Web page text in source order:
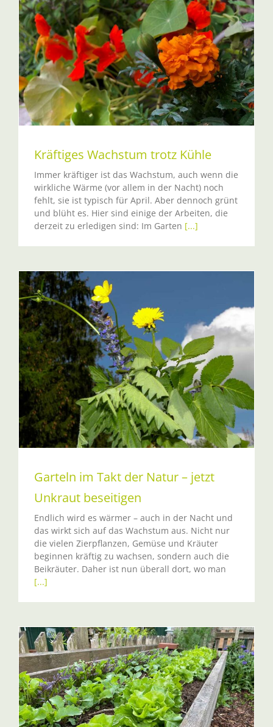
Kräftiges Wachstum trotz Kühle
Immer kräftiger ist das Wachstum, auch wenn die
wirkliche Wärme (vor allem in der Nacht) noch
fehlt, sie ist typisch für April. Aber dennoch grünt
und blüht es. Hier sind einige der Arbeiten, die
derzeit zu erledigen sind: Im Garten [...]
Garteln im Takt der Natur – jetzt
Unkraut beseitigen
Endlich wird es wärmer – auch in der Nacht und
das wirkt sich auf das Wachstum aus. Nicht nur
die vielen Zierpflanzen, Gemüse und Kräuter
beginnen kräftig zu wachsen, sondern auch die
Beikräuter. Daher ist nun überall dort, wo man
[...]